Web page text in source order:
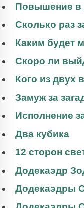
Повышение в
Сколько раз
Каким будет
Скоро ли
Кого из двух
Замуж за
Исполнение
Два кубика
12 сторон
Додекаэдр
Додекаэдры